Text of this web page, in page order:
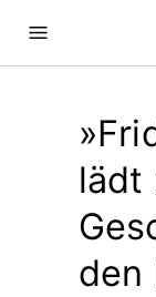
lädt
den